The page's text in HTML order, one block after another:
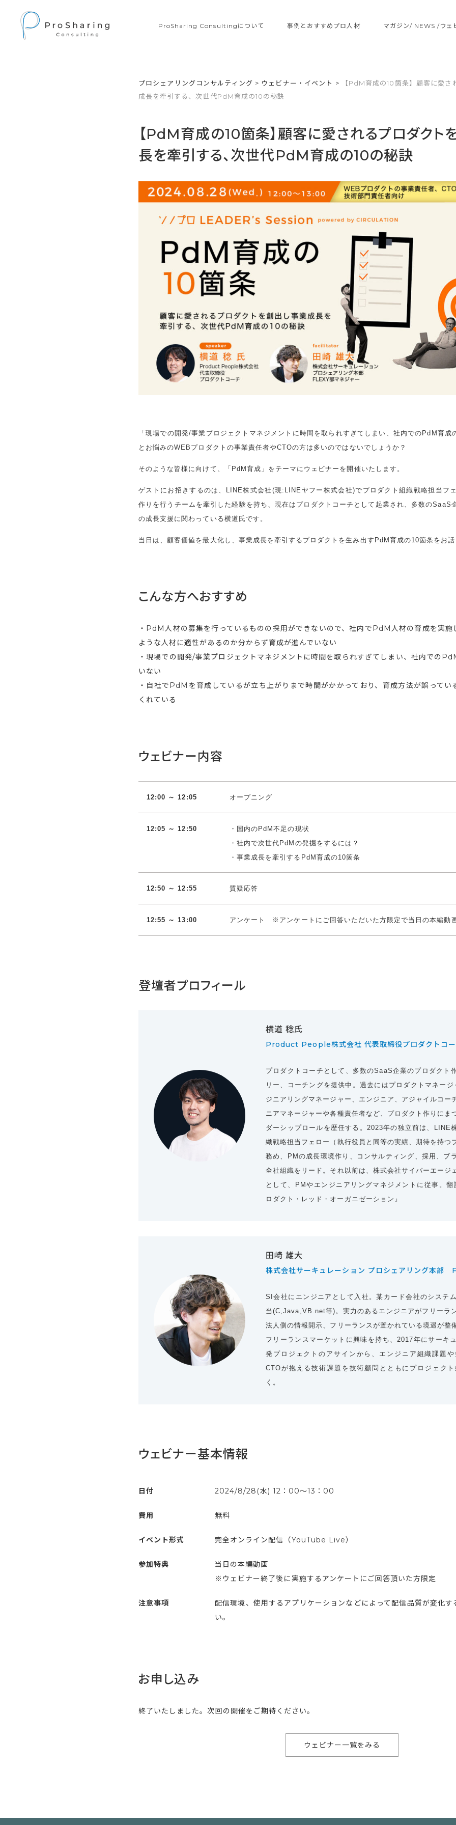
ProSharing Consultingについて 事例とおすすめプロ人材 マガジン/ NEWS /ウェ
プロシェアリングコンサルティング > ウェビナー・イベント >
【PdM育成の10箇条】顧客に愛
成長を牽引する、次世代PdM育成の10の秘訣
【PdM育成の10箇条】顧客に愛されるプロダクト
長を牽引する、次世代PdM育成の10の秘訣
「現場での開発/事業プロジェクトマネジメントに時間を取られすぎてしまい、社内でのPdM育成
とお悩みのWEBプロダクトの事業責任者やCTOの方は多いのではないでしょうか？
そのような皆様に向けて、「PdM育成」をテーマにウェビナーを開催いたします。
ゲストにお招きするのは、LINE株式会社(現:LINEヤフー株式会社)でプロダクト組織戦略担当フ
作りを行うチームを牽引した経験を持ち、現在はプロダクトコーチとして起業され、多数のSaaS
の成長支援に関わっている横道氏です。
当日は、顧客価値を最大化し、事業成長を牽引するプロダクトを生み出すPdM育成の10箇条をお話
こんな方へおすすめ
・PdM人材の募集を行っているものの採用ができないので、社内でPdM人材の育成を実施
ような人材に適性があるのか分からず育成が進んでいない
・現場での開発/事業プロジェクトマネジメントに時間を取られすぎてしまい、社内での
いない
・自社でPdMを育成しているが立ち上がりまで時間がかかっており、育成方法が誤ってい
くれている
ウェビナー内容
12:00 ～ 12:05 オープニング
12:05 ～ 12:50
・国内のPdM不足の現状
・社内で次世代PdMの発掘をするには？
・事業成長を牽引するPdM育成の10箇条
12:50 ～ 12:55 質疑応答
12:55 ～ 13:00 アンケート ※アンケートにご回答いただいた方限定で当日の本編動
登壇者プロフィール
横道 稔氏
Product People株式会社 代表取締役プロダクトコ
プロダクトコーチとして、多数のSaaS企業のプロダクト
リー、コーチングを提供中。過去にはプロダクトマネー
ジニアリングマネージャー、エンジニア、アジャイルコー
ニアマネージャーや各種責任者など、プロダクト作りにま
ダーシップロールを歴任する。2023年の独立前は、LINE
織戦略担当フェロー（執行役員と同等の実績、期待を持つ
務め、PMの成長環境作り、コンサルティング、採用、ブ
全社組織をリード。それ以前は、株式会社サイバーエージ
として、PMやエンジニアリングマネジメントに従事。
ロダクト・レッド・オーガニゼーション』
田崎 雄大
株式会社サーキュレーション プロシェアリング本部
SI会社にエンジニアとして入社。某カード会社のシステ
当(C,Java,VB.net等)。実力のあるエンジニアがフリーラ
法人側の情報開示、フリーランスが置かれている境遇が整
フリーランスマーケットに興味を持ち、2017年にサーキ
発プロジェクトのアサインから、エンジニア組織課題
CTOが抱える技術課題を技術顧問とともにプロジェク
く。
ウェビナー基本情報
日付 2024/8/28(水) 12：00〜13：00
費用 無料
イベント形式 完全オンライン配信（YouTube Live）
参加特典
当日の本編動画
※ウェビナー終了後に実施するアンケートにご回答頂いた方限定
注意事項
配信環境、使用するアプリケーションなどによって配信品質が変化
い。
お申し込み
終了いたしました。次回の開催をご期待ください。
ウェビナー一覧をみる